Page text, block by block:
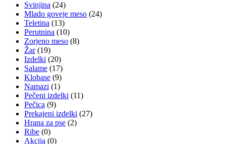
Svinjina (24)
Mlado goveje meso (24)
Teletina (13)
Perutnina (10)
Zorjeno meso (8)
Žar (19)
Izdelki (20)
Salame (17)
Klobase (9)
Namazi (1)
Pečeni izdelki (11)
Pečica (9)
Prekajeni izdelki (27)
Hrana za pse (2)
Ribe (0)
Akcija (0)